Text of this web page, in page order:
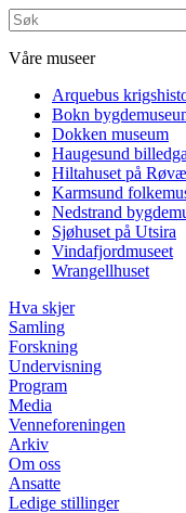
Våre museer
Arquebus
Bokn
Dokken museum
Haugesund
Hiltahuset på
Karmsund
Nedstrand
Sjøhuset på Utsira
Vindafjordmuseet
Wrangellhuset
Hva skjer
Samling
Forskning
Undervisning
Program
Media
Venneforeningen
Arkiv
Om oss
Ansatte
Ledige stillinger